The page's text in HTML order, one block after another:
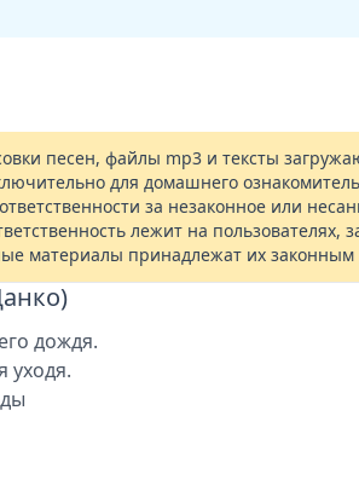
песен, файлы mp3 и тексты
для домашнего
за незаконное или
лежит на пользователях,
материалы принадлежат их законным
дождя.
уходя.